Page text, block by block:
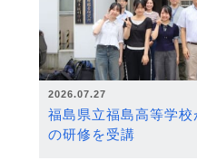
2026.07.27
福島県立福島高等学
の研修を受講